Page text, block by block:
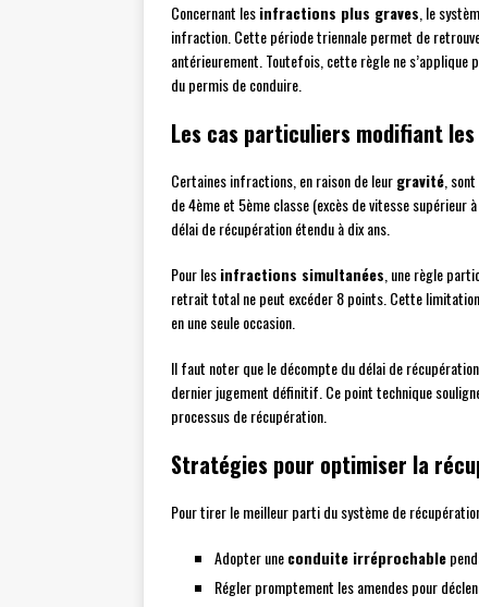
Concernant lesinfractions plus graves , le
infraction. Cette période triennale permet de
antérieurement. Toutefois, cette règle ne s’applique
du permis de conduire.
Les cas particuliers modifiant
Certaines infractions, en raison de leurgravité ,
de 4ème et 5ème classe (excès de vitesse supérieur
délai de récupération étendu à dix ans.
Pour lesinfractions simultanées , une règle
retrait total ne peut excéder 8 points. Cette
en une seule occasion.
Il faut noter que le décompte du délai de
dernier jugement définitif. Ce point technique
processus de récupération.
Stratégies pour optimiser la
Pour tirer le meilleur parti du système de
Adopter uneconduite irréprochable
Régler promptement les amendes pour